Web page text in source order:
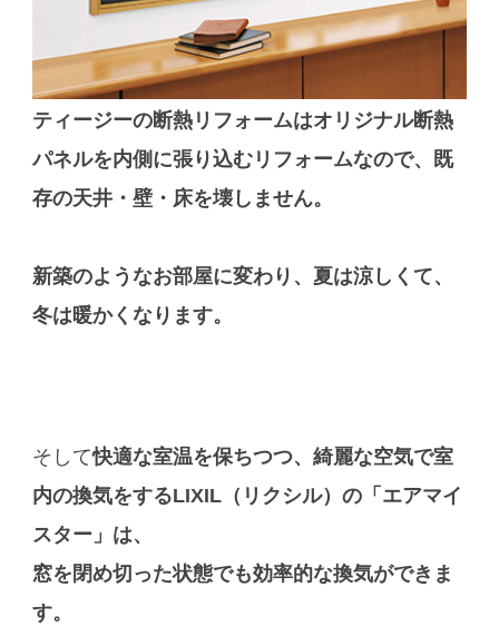
ティージーの断熱リフォームはオリジナル断熱
パネルを内側に張り込むリフォームなので、既
存の天井・壁・床を壊しません。
新築のようなお部屋に変わり、夏は涼しくて、
冬は暖かくなります。
そして快適な室温を保ちつつ、綺麗な空気で室
内の換気をするLIXIL（リクシル）の「エアマイ
スター」は、
窓を閉め切った状態でも効率的な換気ができま
す。